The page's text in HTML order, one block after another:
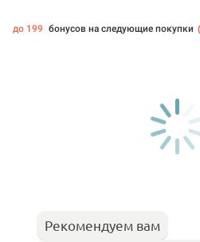
до 199 бонусов на следующие покупки
Рекомендуем вам